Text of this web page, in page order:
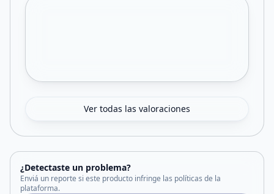
Ver todas las valoraciones
¿Detectaste un problema?
Enviá un reporte si este producto infringe las políticas de la
plataforma.